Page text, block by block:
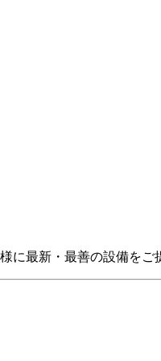
に最新・最善の設備をご